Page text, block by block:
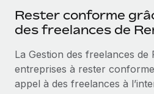
Remote Watchtower
Gardez un temps d’avance
Gestion des appareils
Achetez et suivez vos
BLOG
Paie multipays
EOR et PEO
Gestion des freelances
Rester conforme
des freelances de
La Gestion des freelances de
entreprises à rester
appel à des freelances à